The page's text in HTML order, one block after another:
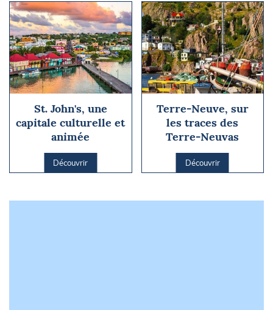
St. John's, une
capitale culturelle et
animée
Découvrir
Terre-Neuve, sur
les traces des
Terre-Neuvas
Découvrir